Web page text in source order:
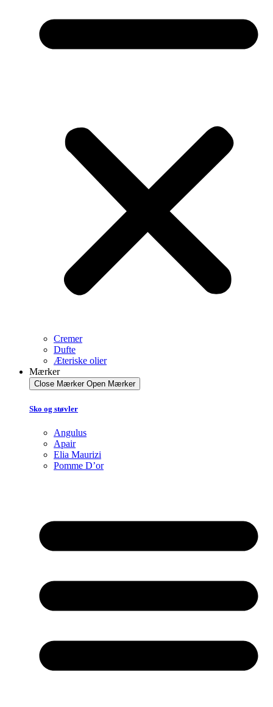
Cremer
Dufte
Æteriske olier
Mærker
Close Mærker Open Mærker
Sko og støvler
Angulus
Apair
Elia Maurizi
Pomme D’or